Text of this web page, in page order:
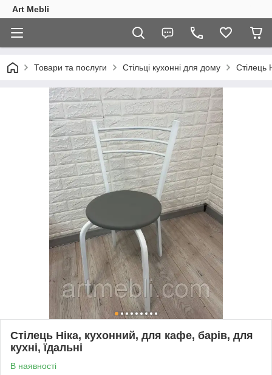
Art Mebli
Товари та послуги Стільці кухонні для дому Стілець
Стілець Ніка, кухонний, для кафе, барів, для
кухні, їдальні
В наявності